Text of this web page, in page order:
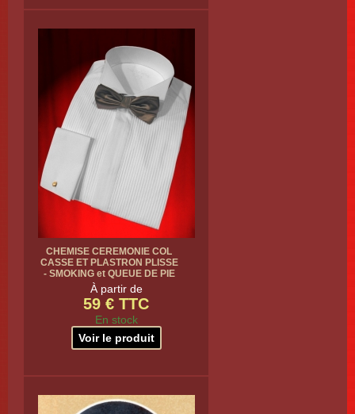
CHEMISE CEREMONIE COL
CASSE ET PLASTRON PLISSE
- SMOKING et QUEUE DE PIE
À partir de
59 € TTC
En stock
Voir le produit